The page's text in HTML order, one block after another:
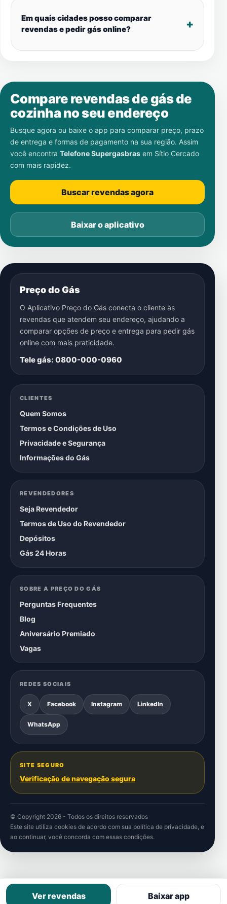
Em quais cidades posso comparar
revendas e pedir gás online?
Compare revendas de gás de
cozinha no seu endereço
Busque agora ou baixe o app para comparar preço, prazo
de entrega e formas de pagamento na sua região. Assim
você encontra Telefone Supergasbras em Sítio Cercado
com mais rapidez.
Buscar revendas agora
Baixar o aplicativo
Preço do Gás
O Aplicativo Preço do Gás conecta o cliente às
revendas que atendem seu endereço, ajudando a
comparar opções de preço e entrega para pedir gás
online com mais praticidade.
Tele gás: 0800-000-0960
CLIENTES
Quem Somos
Termos e Condições de Uso
Privacidade e Segurança
Informações do Gás
REVENDEDORES
Seja Revendedor
Termos de Uso do Revendedor
Depósitos
Gás 24 Horas
SOBRE A PREÇO DO GÁS
Perguntas Frequentes
Blog
Aniversário Premiado
Vagas
REDES SOCIAIS
X Facebook Instagram LinkedIn
WhatsApp
SITE SEGURO
Verificação de navegação segura
© Copyright 2026 - Todos os direitos reservados
Este site utiliza cookies de acordo com sua política de privacidade, e
ao continuar, você concorda com essas condições.
Ver revendas Baixar app